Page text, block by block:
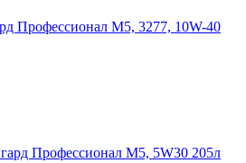
Профессионал M5, 3277, 10W-40